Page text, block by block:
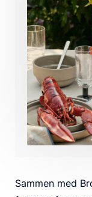
Sammen med